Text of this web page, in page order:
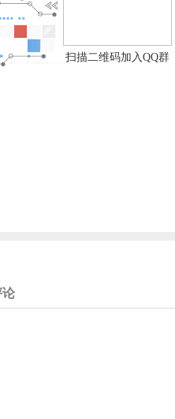
扫描二维码加入QQ群
论